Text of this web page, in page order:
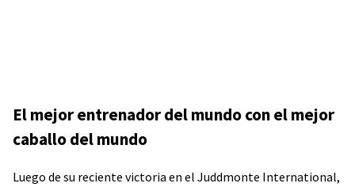
El mejor entrenador del mundo con el mejor
caballo del mundo
Luego de su reciente victoria en el Juddmonte International,